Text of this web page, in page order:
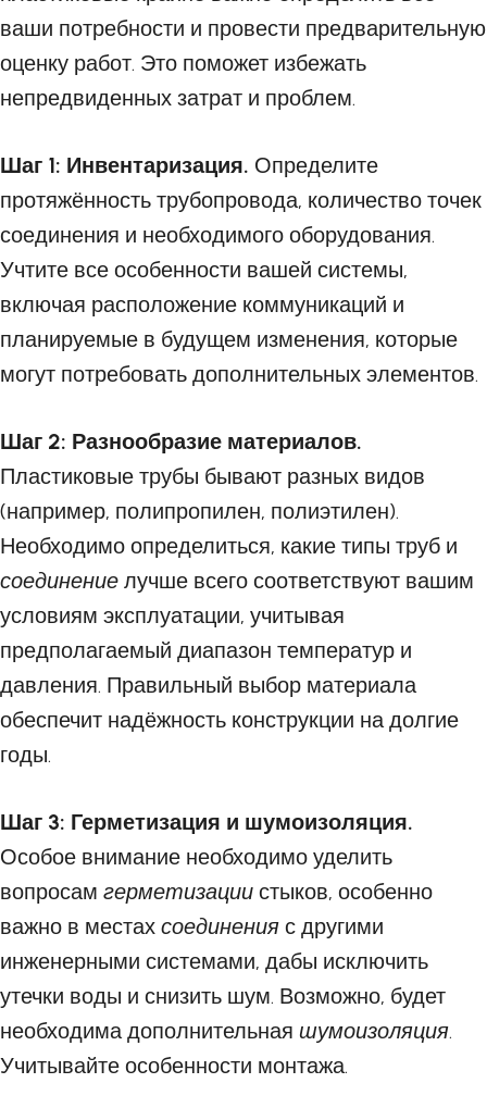
ваши потребности и провести предварительную
оценку работ. Это поможет избежать
непредвиденных затрат и проблем.
Шаг 1: Инвентаризация. Определите
протяжённость трубопровода, количество точек
соединения и необходимого оборудования.
Учтите все особенности вашей системы,
включая расположение коммуникаций и
планируемые в будущем изменения, которые
могут потребовать дополнительных элементов.
Шаг 2: Разнообразие материалов.
Пластиковые трубы бывают разных видов
(например, полипропилен, полиэтилен).
Необходимо определиться, какие типы труб и
соединение лучше всего соответствуют вашим
условиям эксплуатации, учитывая
предполагаемый диапазон температур и
давления. Правильный выбор материала
обеспечит надёжность конструкции на долгие
годы.
Шаг 3: Герметизация и шумоизоляция.
Особое внимание необходимо уделить
вопросам герметизации стыков, особенно
важно в местах соединения с другими
инженерными системами, дабы исключить
утечки воды и снизить шум. Возможно, будет
необходима дополнительная шумоизоляция.
Учитывайте особенности монтажа.